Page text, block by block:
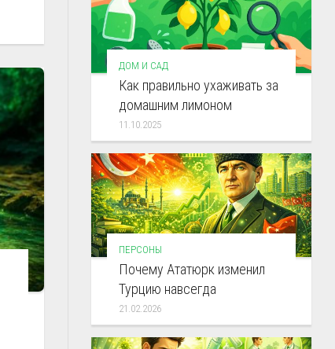
ДОМ И САД
Как правильно ухаживать за
домашним лимоном
11.10.2025
ПЕРСОНЫ
Почему Ататюрк изменил
Турцию навсегда
21.02.2026